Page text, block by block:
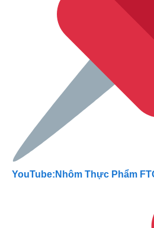
YouTube:Nhôm Thực Phẩm